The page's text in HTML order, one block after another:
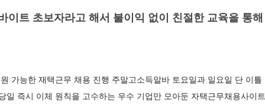
이트 초보자라고 해서 불이익 없이 친절한 교육을 통
가능한 재택근무 채용 진행 주말고소득알바 토요일과 일요일 단 이
일 즉시 이체 원칙을 고수하는 우수 기업만 모아둔 자택근무채용사이